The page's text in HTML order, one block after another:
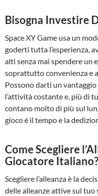
Bisogna Investire
Space XY Game usa un
goderti tutta l’esperienza,
alti senza mai spendere un
soprattutto convenienza e
Possono darti un
l’attività costante e, più di
contano molto di più sul
gioco è il tempo e la
Come Scegliere
Giocatore Italiano?
Scegliere l’alleanza è la
delle alleanze attive sul tuo